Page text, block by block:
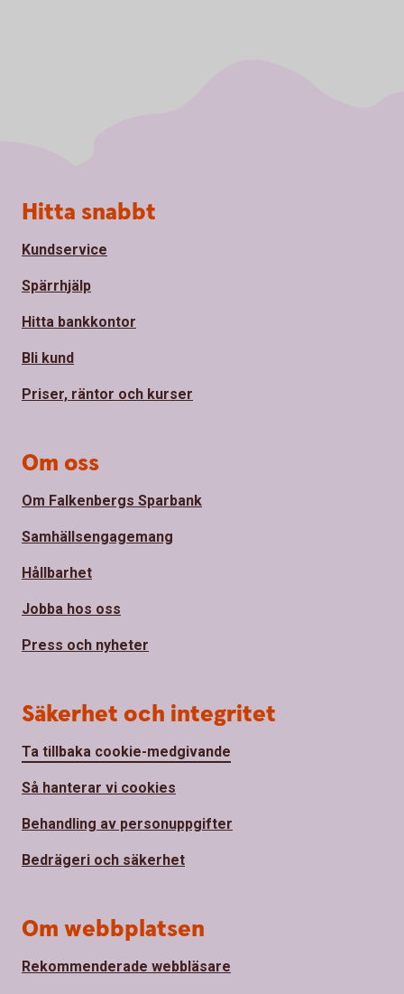
Sidfot
Hitta snabbt
Kundservice
Spärrhjälp
Hitta bankkontor
Bli kund
Priser, räntor och kurser
Om oss
Om Falkenbergs Sparbank
Samhällsengagemang
Hållbarhet
Jobba hos oss
Press och nyheter
Säkerhet och integritet
Ta tillbaka cookie-medgivande
Så hanterar vi cookies
Behandling av personuppgifter
Bedrägeri och säkerhet
Om webbplatsen
Rekommenderade webbläsare